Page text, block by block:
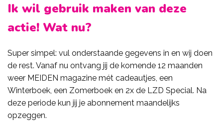
Ik wil gebruik maken van deze
actie! Wat nu?
Super simpel: vul onderstaande gegevens in en wij doen
de rest. Vanaf nu ontvang jij de komende 12 maanden
weer MEIDEN magazine mét cadeautjes, een
Winterboek, een Zomerboek en 2x de LZD Special. Na
deze periode kun jij je abonnement maandelijks
opzeggen.